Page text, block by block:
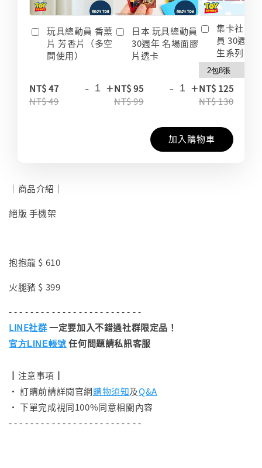
玩具總動員 香薰
片 芳香片（多空
間使用）
NT$ 47
NT$ 49
- +
日本 玩具總動員
30週年 名場面膠
片透卡
NT$ 95
NT$ 99
- +
集卡社 玩
員 30週年
生系列 收
NT$ 125
NT$ 130
加入購物車
｜商品介紹｜
絕版 手機架
抱抱龍 $ 610
火腿豬 $ 399
- - - - - - - - - - - - - - - - - - - - - - - - -
LINE社群一定要加入不錯過社群限定品！
官方LINE帳號 任何問題請私訊客服
┃注意事項┃
• 訂購前請詳閱官網購物須知及Q&A
• 下單完成視同100%同意相關內容
- - - - - - - - - - - - - - - - - - - - - - - - -